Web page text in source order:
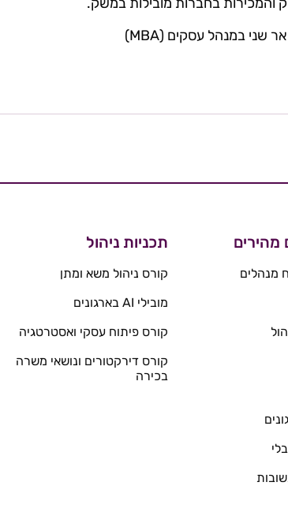
מהירים
מנהלים
תכניות ניהול
קורס ניהול משא ומתן
מובילי AI בארגונים
קורס פיתוח עסקי ואסטרטגיה
קורס דירקטורים ונושאי משרה
בכירה